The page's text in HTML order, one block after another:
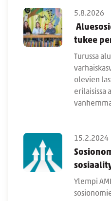
5.8.2026
tukee
Turussa
olevien
erilaisissa
15.2.2024
Ylempi